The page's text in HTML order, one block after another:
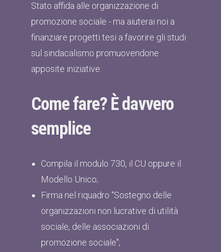
Stato affida alle organizzazione di
promozione sociale - ma aiuterai noi a
finanziare progetti tesi a favorire gli studi
sul sindacalismo promuovendone
apposite iniziative.
Come fare? È davvero
semplice
Compila il modulo 730, il CU oppure il
Modello Unico;
Firma nel riquadro "Sostegno delle
organizzazioni non lucrative di utilità
sociale, delle associazioni di
promozione sociale";